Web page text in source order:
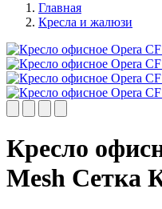
Главная
Кресла и жалюзи
Кресло
Mesh Сетка